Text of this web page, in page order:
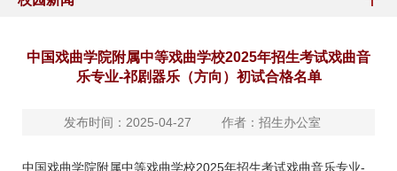
中国戏曲学院附属中等戏曲学校2025年招生考试戏曲音
乐专业-祁剧器乐（方向）初试合格名单
发布时间：2025-04-27 作者：招生办公室
中国戏曲学院附属中等戏曲学校2025年招生考试戏曲音乐专业-